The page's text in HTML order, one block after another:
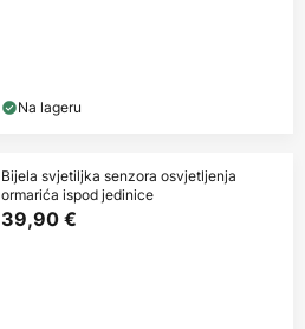
Na lageru
Bijela svjetiljka senzora osvjetljenja
ormarića ispod jedinice
39,90 €